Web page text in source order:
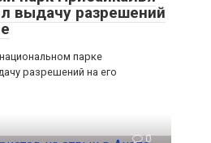
выдачу разрешений
парке
разрешений на его
0